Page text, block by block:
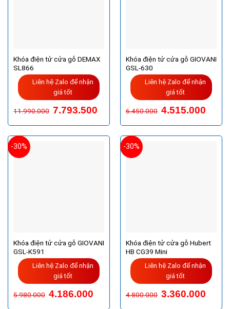
Khóa điện tử cửa gỗ DEMAX
SL866
Liên hệ Zalo để nhận
giá tốt
11.990.000 7.793.500
Khóa điện tử cửa gỗ GIOVANI
GSL-630
Liên hệ Zalo để nhận
giá tốt
6.450.000 4.515.000
-30%
Khóa điện tử cửa gỗ GIOVANI
GSL-K591
Liên hệ Zalo để nhận
giá tốt
5.980.000 4.186.000
-30%
Khóa điện tử cửa gỗ Hubert
HB CG39 Mini
Liên hệ Zalo để nhận
giá tốt
4.800.000 3.360.000